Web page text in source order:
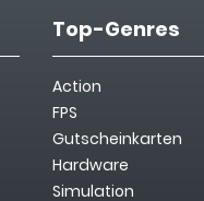
Top-Genres
Action
FPS
Gutscheinkarten
Hardware
Simulation